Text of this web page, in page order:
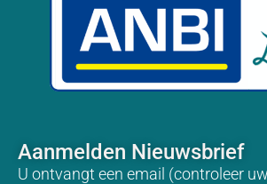
Aanmelden Nieuwsbrief
U ontvangt een email (controleer